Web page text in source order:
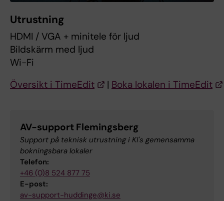
Utrustning
HDMI / VGA + minitele för ljud
Bildskärm med ljud
Wi-Fi
Översikt i TimeEdit
| Boka lokalen i TimeEdit
AV-support Flemingsberg
Support på teknisk utrustning i KI's gemensamma
bokningsbara lokaler
Telefon:
+46 (0)8 524 877 75
E-post:
av-support-huddinge@ki.se